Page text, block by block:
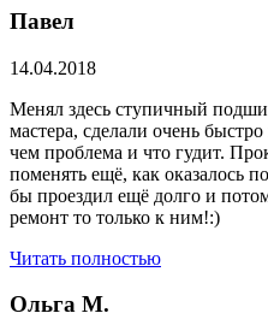
Павел
14.04.2018
Менял здесь ступичный
мастера, сделали очень
чем проблема и что гудит.
поменять ещё, как оказалось
бы проездил ещё долго и
ремонт то только к ним!:)
Читать полностью
Ольга М.